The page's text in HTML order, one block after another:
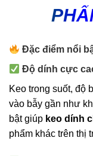
Đặc điểm nổi
Độ dính cực
Keo trong suốt, độ
vào bẫy gần như
bật giúp keo dính
phẩm khác trên thị